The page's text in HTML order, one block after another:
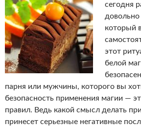
сегодня
довольно
который
этот
белой
парня или мужчины, которого вы
безопасность применения магии —
правил. Ведь какой смысл делать
принесет серьезные негативные